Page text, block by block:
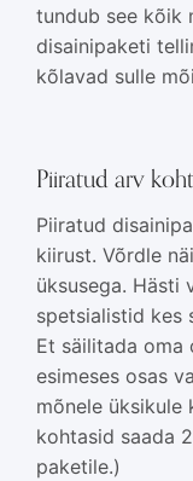
tundub see kõik
disainipaketi
kõlavad sulle
Piiratud arv
Piiratud
kiirust. Võrdle
üksusega. Hästi
spetsialistid kes
Et säilitada oma
esimeses osas
mõnele üksikule
kohtasid saada
paketile.)